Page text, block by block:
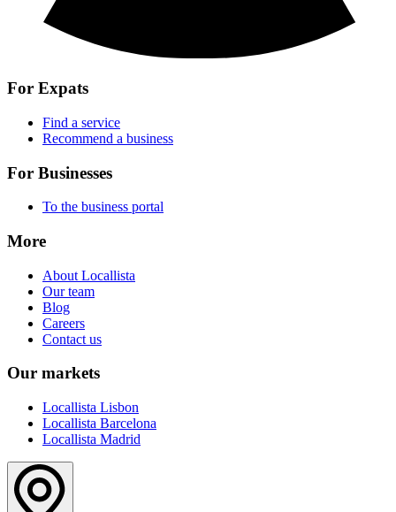
For Expats
Find a service
Recommend a business
For Businesses
To the business portal
More
About Locallista
Our team
Blog
Careers
Contact us
Our markets
Locallista Lisbon
Locallista Barcelona
Locallista Madrid